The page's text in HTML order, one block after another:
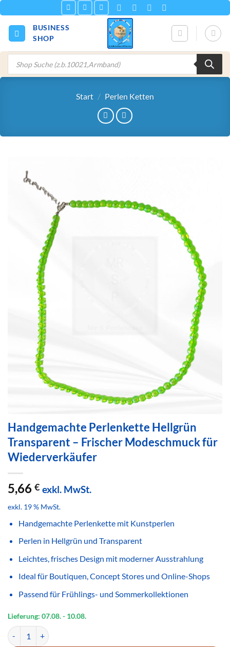
Inhalt
springen
BUSINESS
SHOP
Products
search
Start / Perlen Ketten
Handgemachte Perlenkette Hellgrün
Transparent – Frischer Modeschmuck für
Wiederverkäufer
5,66 € exkl. MwSt.
exkl. 19 % MwSt.
Handgemachte Perlenkette mit Kunstperlen
Perlen in Hellgrün und Transparent
Leichtes, frisches Design mit moderner Ausstrahlung
Ideal für Boutiquen, Concept Stores und Online-Shops
Passend für Frühlings- und Sommerkollektionen
Lieferung: 07.08.- 10.08.
Handgemachte Perlenkette Hellgrün Transparent – Frischer